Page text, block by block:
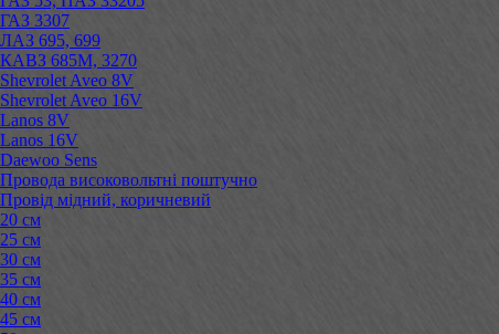
ГАЗ 3307
ЛАЗ 695, 699
КАВЗ 685М, 3270
Shevrolet Aveo 8V
Shevrolet Aveo 16V
Lanos 8V
Lanos 16V
Daewoo Sens
Провода високовольтні поштучно
Провід мідний, коричневий
20 см
25 см
30 см
35 см
40 см
45 см